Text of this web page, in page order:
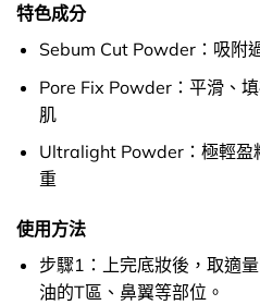
特色成分
Sebum Cut Powder：吸附
Pore Fix Powder：平滑、
肌
Ultralight Powder：極輕盈
重
使用方法
步驟1：上完底妝後，取適
油的T區、鼻翼等部位。